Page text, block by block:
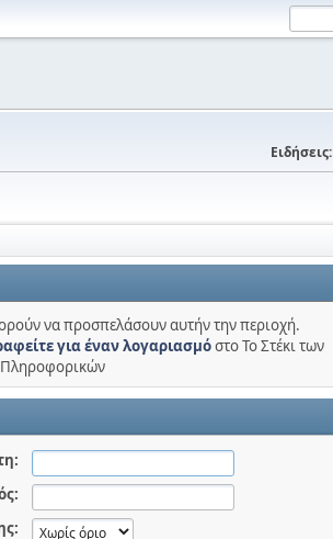
Ειδήσεις:
να προσπελάσουν αυτήν την περιοχή.
για έναν λογαριασμόστο Το Στέκι των
Πληροφορικών